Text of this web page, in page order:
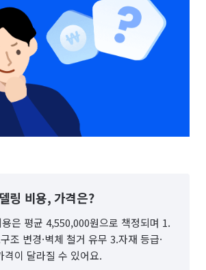
링 비용, 가격은?
은 평균 4,550,000원으로 책정되며 1.
조 변경·벽체 철거 유무 3.자재 등급·
격이 달라질 수 있어요.